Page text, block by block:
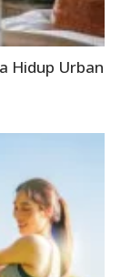
Hidup Urban